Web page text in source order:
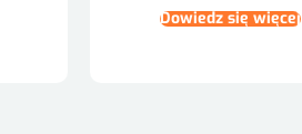
Dowiedz się więcej